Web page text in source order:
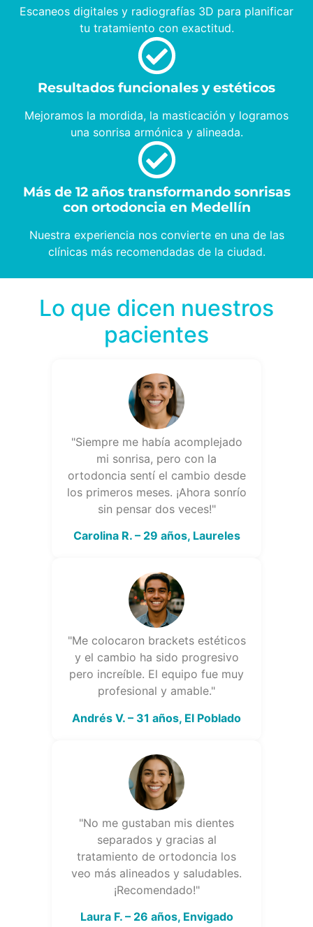
Escaneos digitales y radiografías 3D para planificar
tu tratamiento con exactitud.
Resultados funcionales y estéticos
Mejoramos la mordida, la masticación y logramos
una sonrisa armónica y alineada.
Más de 12 años transformando sonrisas
con ortodoncia en Medellín
Nuestra experiencia nos convierte en una de las
clínicas más recomendadas de la ciudad.
Lo que dicen nuestros
pacientes
"Siempre me había acomplejado
mi sonrisa, pero con la
ortodoncia sentí el cambio desde
los primeros meses. ¡Ahora sonrío
sin pensar dos veces!"
Carolina R. – 29 años, Laureles
"Me colocaron brackets estéticos
y el cambio ha sido progresivo
pero increíble. El equipo fue muy
profesional y amable."
Andrés V. – 31 años, El Poblado
"No me gustaban mis dientes
separados y gracias al
tratamiento de ortodoncia los
veo más alineados y saludables.
¡Recomendado!"
Laura F. – 26 años, Envigado